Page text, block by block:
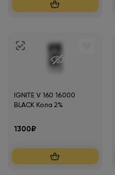
IGNITE V 160 16000
BLACK Кола 2%
1300₽